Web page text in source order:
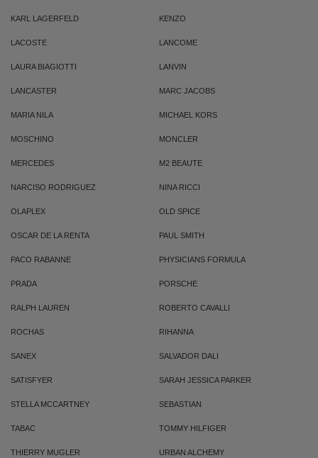
KARL LAGERFELD KENZO
LACOSTE LANCOME
LAURA BIAGIOTTI LANVIN
LANCASTER MARC JACOBS
MARIA NILA MICHAEL KORS
MOSCHINO MONCLER
MERCEDES M2 BEAUTE
NARCISO RODRIGUEZ NINA RICCI
OLAPLEX OLD SPICE
OSCAR DE LA RENTA PAUL SMITH
PACO RABANNE PHYSICIANS FORMULA
PRADA PORSCHE
RALPH LAUREN ROBERTO CAVALLI
ROCHAS RIHANNA
SANEX SALVADOR DALI
SATISFYER SARAH JESSICA PARKER
STELLA MCCARTNEY SEBASTIAN
TABAC TOMMY HILFIGER
THIERRY MUGLER URBAN ALCHEMY